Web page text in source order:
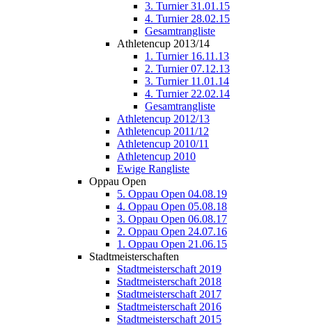
3. Turnier 31.01.15
4. Turnier 28.02.15
Gesamtrangliste
Athletencup 2013/14
1. Turnier 16.11.13
2. Turnier 07.12.13
3. Turnier 11.01.14
4. Turnier 22.02.14
Gesamtrangliste
Athletencup 2012/13
Athletencup 2011/12
Athletencup 2010/11
Athletencup 2010
Ewige Rangliste
Oppau Open
5. Oppau Open 04.08.19
4. Oppau Open 05.08.18
3. Oppau Open 06.08.17
2. Oppau Open 24.07.16
1. Oppau Open 21.06.15
Stadtmeisterschaften
Stadtmeisterschaft 2019
Stadtmeisterschaft 2018
Stadtmeisterschaft 2017
Stadtmeisterschaft 2016
Stadtmeisterschaft 2015